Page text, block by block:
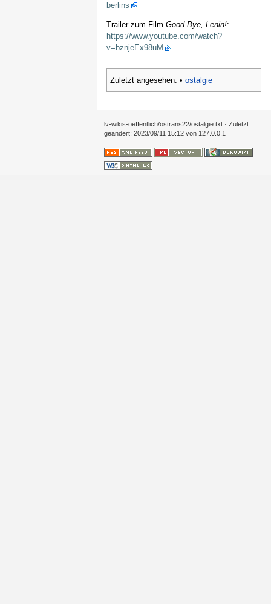
berlins
Trailer zum Film Good Bye, Lenin!:
https://www.youtube.com/watch?
v=bznjeEx98uM
Zuletzt angesehen: • ostalgie
lv-wikis-oeffentlich/ostrans22/ostalgie.txt · Zuletzt
geändert: 2023/09/11 15:12 von 127.0.0.1